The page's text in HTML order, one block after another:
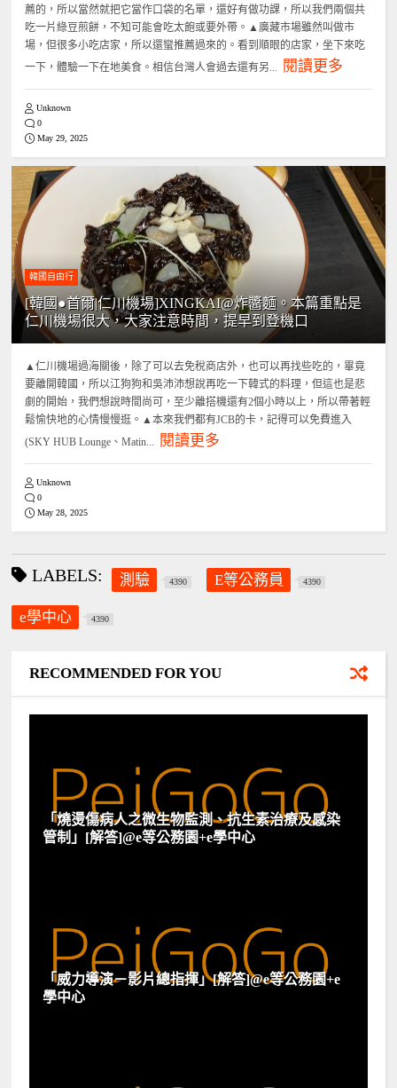
薦的，所以當然就把它當作口袋的名單，還好有做功課，所以我們兩個共
吃一片綠豆煎餅，不知可能會吃太飽或要外帶。▲廣藏市場雖然叫做市
場，但很多小吃店家，所以還蠻推薦過來的。看到順眼的店家，坐下來吃
一下，體驗一下在地美食。相信台灣人會過去還有另...
閱讀更多
Unknown
0
May 29, 2025
韓國自由行
[韓國●首爾|仁川機場]XINGKAI@炸醬麵。本篇重點是
仁川機場很大，大家注意時間，提早到登機口
▲仁川機場過海關後，除了可以去免稅商店外，也可以再找些吃的，畢竟
要離開韓國，所以江狗狗和吳沛沛想說再吃一下韓式的料理，但這也是悲
劇的開始，我們想說時間尚可，至少離搭機還有2個小時以上，所以帶著輕
鬆愉快地的心情慢慢逛。▲本來我們都有JCB的卡，記得可以免費進入
(SKY HUB Lounge、Matin...
閱讀更多
Unknown
0
May 28, 2025
LABELS: 測驗 4390 E等公務員 4390
e學中心 4390
RECOMMENDED FOR YOU
「燒燙傷病人之微生物監測、抗生素治療及感染
管制」[解答]@e等公務園+e學中心
「威力導演－影片總指揮」[解答]@e等公務園+e
學中心